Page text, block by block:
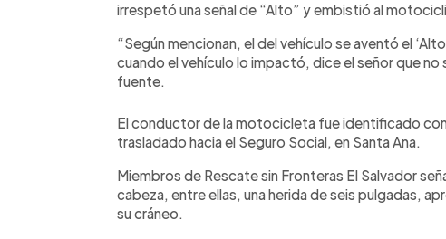
irrespetó una señal de “Alto” y embistió al
“Según mencionan, el del vehículo se aventó el
cuando el vehículo lo impactó, dice el señor que
fuente.
El conductor de la motocicleta fue identificado
trasladado hacia el Seguro Social, en Santa Ana.
Miembros de Rescate sin Fronteras El Salvador
cabeza, entre ellas, una herida de seis pulgadas,
su cráneo.